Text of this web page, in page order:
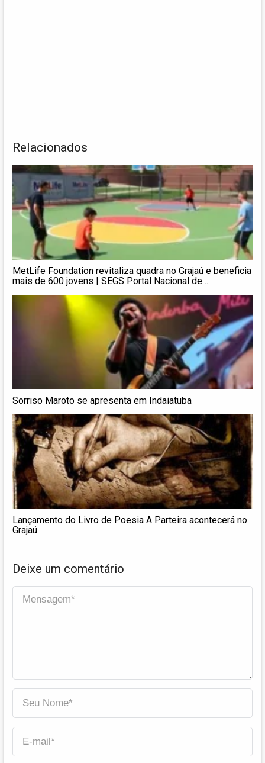
Relacionados
MetLife Foundation revitaliza quadra no Grajaú e beneficia
mais de 600 jovens | SEGS Portal Nacional de…
Sorriso Maroto se apresenta em Indaiatuba
Lançamento do Livro de Poesia A Parteira acontecerá no
Grajaú
Deixe um comentário